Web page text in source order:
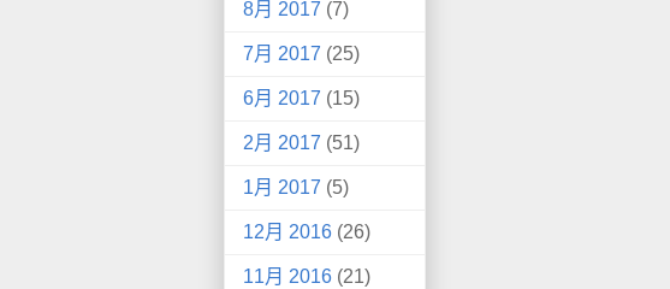
8月 2017 (7)
7月 2017 (25)
6月 2017 (15)
2月 2017 (51)
1月 2017 (5)
12月 2016 (26)
11月 2016 (21)